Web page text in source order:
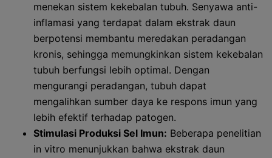
menekan sistem kekebalan tubuh. Senyawa anti-
inflamasi yang terdapat dalam ekstrak daun
berpotensi membantu meredakan peradangan
kronis, sehingga memungkinkan sistem kekebalan
tubuh berfungsi lebih optimal. Dengan
mengurangi peradangan, tubuh dapat
mengalihkan sumber daya ke respons imun yang
lebih efektif terhadap patogen.
Stimulasi Produksi Sel Imun: Beberapa penelitian
in vitro menunjukkan bahwa ekstrak daun